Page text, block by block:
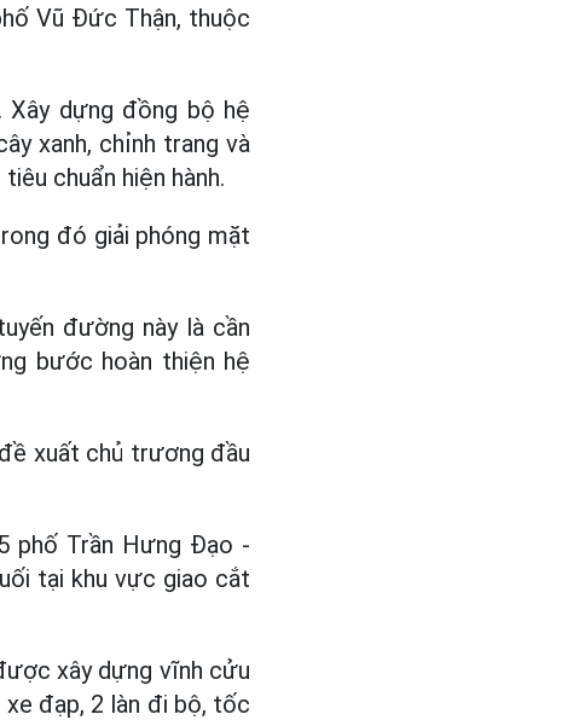
Vũ Đức Thận, thuộc
dựng đồng bộ hệ
xanh, chỉnh trang và
chuẩn hiện hành.
đó giải phóng mặt
đường này là cần
bước hoàn thiện hệ
xuất chủ trương đầu
phố Trần Hưng Đạo -
tại khu vực giao cắt
xây dựng vĩnh cửu
xe đạp, 2 làn đi bộ, tốc